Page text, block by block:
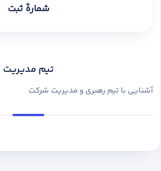
شمارهٔ ثبت
تیم مدیریت
آشنایی با تیم رهبری و مدیریت شرکت